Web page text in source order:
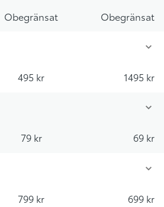
Obegränsat Obegränsat
495 kr 1495 kr
79 kr 69 kr
799 kr 699 kr